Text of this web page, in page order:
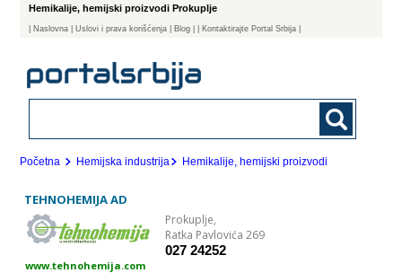
Hemikalije, hemijski proizvodi Prokuplje
Naslovna | Uslovi i prava korišćenja Blog | Kontaktirajte Portal Srbija |
Početna Hemijska industrija Hemikalije, hemijski proizvodi
TEHNOHEMIJA AD
Prokuplje,
Ratka Pavlovića 269
027 24252
www.tehnohemija.com